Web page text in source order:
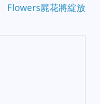
Flowers屍花將綻放